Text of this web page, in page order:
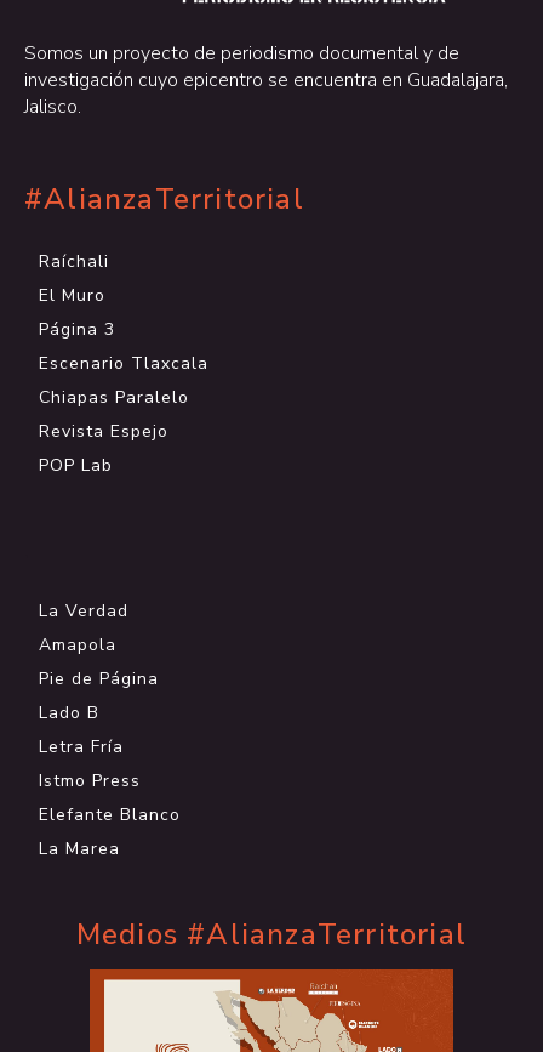
Somos un proyecto de periodismo documental y de
investigación cuyo epicentro se encuentra en Guadalajara,
Jalisco.
#AlianzaTerritorial
Raíchali
El Muro
Página 3
Escenario Tlaxcala
Chiapas Paralelo
Revista Espejo
POP Lab
La Verdad
Amapola
Pie de Página
Lado B
Letra Fría
Istmo Press
Elefante Blanco
La Marea
Medios #AlianzaTerritorial